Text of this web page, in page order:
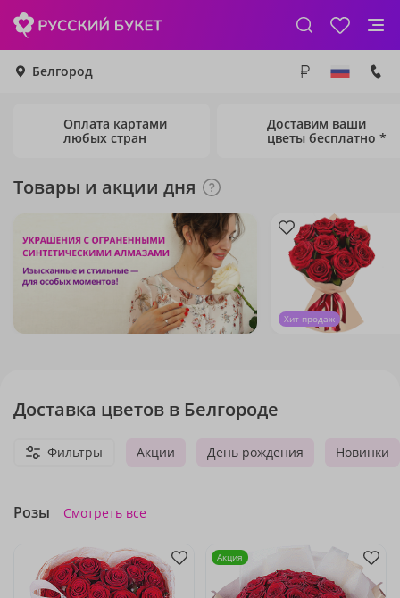
Белгород
Оплата картами
любых стран
Доставим ваши
цветы бесплатно *
Товары и акции дня
Хит продаж
Доставка цветов в Белгороде
Акции День рождения Новинки
Фильтры
Розы Смотреть все
Акция